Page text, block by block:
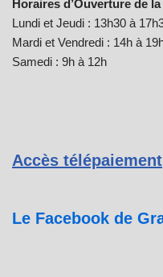
Horaires d’Ouverture de
Lundi et Jeudi : 13h30 à
Mardi et Vendredi : 14h à
Samedi : 9h à 12h
Accès télépaiement
Le Facebook de